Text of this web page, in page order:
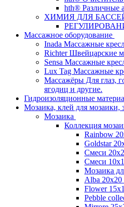
hth® Различные
ХИМИЯ ДЛЯ
Массажное оборудование
Inada Массажные
Richter Швейцарские
Sensа Массажные
Lux Tag Массажные
Массажёры Для глаз,
ягодиц и другие.
Гидроизоляционные
Мозаика, клей для мозаики,
Мозаика
Коллекция
Rainbow
Goldstar
Смеси
Смеси
Мозаика
Alba
Flower
Pebble